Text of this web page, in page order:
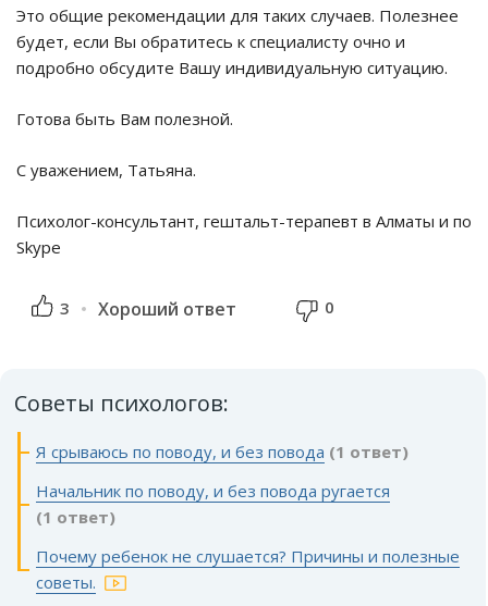
Это общие рекомендации для таких случаев. Полезнее
будет, если Вы обратитесь к специалисту очно и
подробно обсудите Вашу индивидуальную ситуацию.
Готова быть Вам полезной.
С уважением, Татьяна.
Психолог-консультант, гештальт-терапевт в Алматы и по
Skype
3 Хороший ответ 0
Советы психологов:
Я срываюсь по поводу, и без повода (1 ответ)
Начальник по поводу, и без повода ругается
(1 ответ)
Почему ребенок не слушается? Причины и полезные
советы.